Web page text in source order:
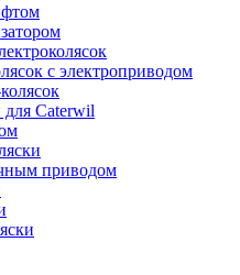
с электроприводом
Caterwil
приводом